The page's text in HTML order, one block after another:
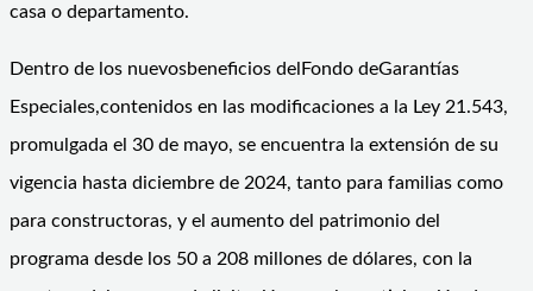
casa o departamento.
Dentro de los nuevosbeneficios delFondo deGarantías
Especiales,contenidos en las modificaciones a la Ley 21.543,
promulgada el 30 de mayo, se encuentra la extensión de su
vigencia hasta diciembre de 2024, tanto para familias como
para constructoras, y el aumento del patrimonio del
programa desde los 50 a 208 millones de dólares, con la